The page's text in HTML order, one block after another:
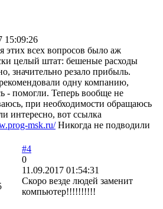
15:09:26
этих всех вопросов было аж
целый штат: бешеные расходы
значительно резало прибыль.
одну компанию,
- помогли. Теперь вообще не
при необходимости обращаюсь
интересно, вот ссылка
msk.ru/Никогда не подводили
#4
0
11.09.2017 01:54:31
Скоро везде людей заменит
компьютер!!!!!!!!!!